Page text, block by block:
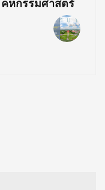
คหกรรมศาสตร์